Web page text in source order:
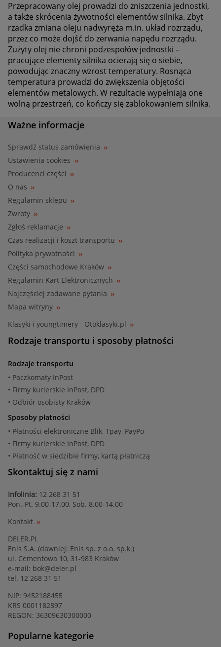
Przepracowany olej prowadzi do zniszczenia jednostki,
a także skrócenia żywotności elementów silnika. Zbyt
rzadka zmiana oleju nadwyręża m.in. układ rozrządu,
przez co może dojść do zerwania napędu rozrządu.
Zużyty olej nie chroni podzespołów jednostki –
pracujące elementy silnika ocierają się o siebie,
powodując znaczny wzrost temperatury. Rosnąca
temperatura prowadzi do zwiększenia objętości
elementów metalowych. W rezultacie wypełniają one
wolną przestrzeń, co kończy się zablokowaniem silnika.
Ważne informacje
Sprawdź status zamówienia
Ustawienia cookies
Producenci części
O nas
Regulamin sklepu
Zwroty
Zgłoś reklamacje
Czas realizacji i koszt transportu
Polityka prywatności
Części samochodowe Kraków
Regulamin Kart Elektronicznych
Najczęściej zadawane pytania
Mapa witryny
Klasyki i youngtimery - Otoklasyki.pl
Rodzaje transportu i sposoby płatności
Rodzaje transportu
• Paczkomaty InPost
• Firmy kurierskie InPost, DPD
• Odbiór osobisty Kraków
Sposoby płatności
• Płatności elektroniczne Blik, Tpay, PayPo
• Firmy kurierskie InPost, DPD
• Płatność w siedzibie firmy, kartą płatniczą
Skontaktuj się z nami
Infolinia: 12 268 31 51
Pon.-Pt. 9.00-17.00, Sob. 8.00-14.00
Kontakt
DELER.PL
Enis S.A. (dawniej: Enis sp. z o.o. sp.k.)
ul. Cementowa 10, 31-983 Kraków
e-mail: bok@deler.pl
tel. 12 268 31 51
NIP: 9452188455
KRS 0001182897
REGON: 36309630300000
Popularne kategorie